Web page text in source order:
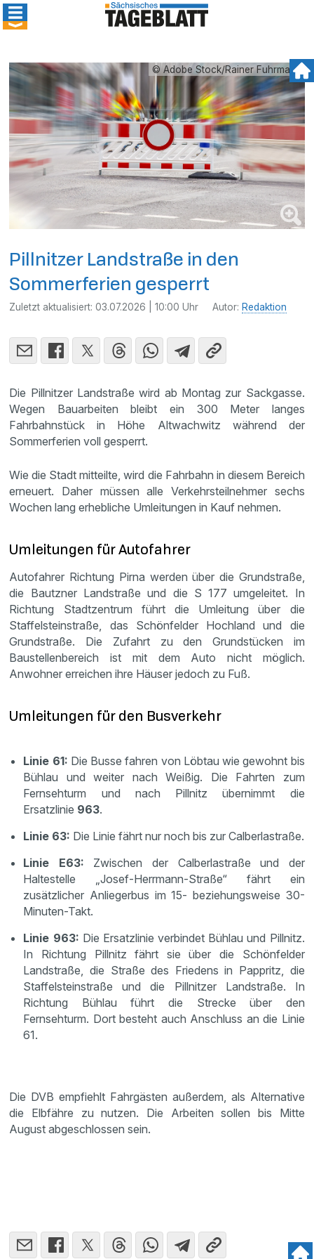
© Adobe Stock/Rainer Fuhrmann
Pillnitzer Landstraße in den
Sommerferien gesperrt
Zuletzt aktualisiert:03.07.2026 | 10:00 Uhr Autor: Redaktion
Die Pillnitzer Landstraße wird ab Montag zur Sackgasse.
Wegen Bauarbeiten bleibt ein 300 Meter langes
Fahrbahnstück in Höhe Altwachwitz während der
Sommerferien voll gesperrt.
Wie die Stadt mitteilte, wird die Fahrbahn in diesem Bereich
erneuert. Daher müssen alle Verkehrsteilnehmer sechs
Wochen lang erhebliche Umleitungen in Kauf nehmen.
Umleitungen für Autofahrer
Autofahrer Richtung Pirna werden über die Grundstraße,
die Bautzner Landstraße und die S 177 umgeleitet. In
Richtung Stadtzentrum führt die Umleitung über die
Staffelsteinstraße, das Schönfelder Hochland und die
Grundstraße. Die Zufahrt zu den Grundstücken im
Baustellenbereich ist mit dem Auto nicht möglich.
Anwohner erreichen ihre Häuser jedoch zu Fuß.
Umleitungen für den Busverkehr
Linie 61: Die Busse fahren von Löbtau wie gewohnt bis
Bühlau und weiter nach Weißig. Die Fahrten zum
Fernsehturm und nach Pillnitz übernimmt die
Ersatzlinie 963.
Linie 63: Die Linie fährt nur noch bis zur Calberlastraße.
Linie E63: Zwischen der Calberlastraße und der
Haltestelle „Josef-Herrmann-Straße“ fährt ein
zusätzlicher Anliegerbus im 15- beziehungsweise 30-
Minuten-Takt.
Linie 963: Die Ersatzlinie verbindet Bühlau und Pillnitz.
In Richtung Pillnitz fährt sie über die Schönfelder
Landstraße, die Straße des Friedens in Pappritz, die
Staffelsteinstraße und die Pillnitzer Landstraße. In
Richtung Bühlau führt die Strecke über den
Fernsehturm. Dort besteht auch Anschluss an die Linie
61.
Die DVB empfiehlt Fahrgästen außerdem, als Alternative
die Elbfähre zu nutzen. Die Arbeiten sollen bis Mitte
August abgeschlossen sein.